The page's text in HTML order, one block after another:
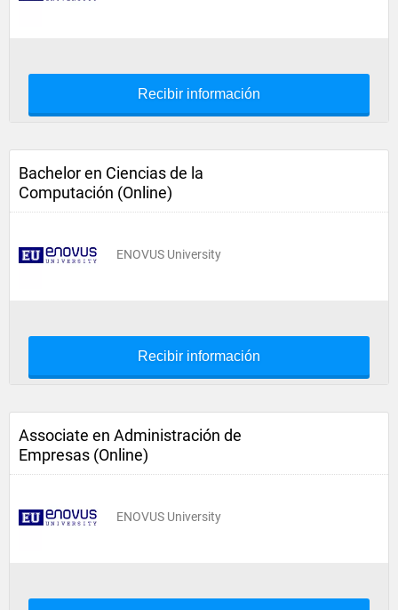
Recibir información
Bachelor en Ciencias de la
Computación (Online)
ENOVUS University
Recibir información
Associate en Administración de
Empresas (Online)
ENOVUS University